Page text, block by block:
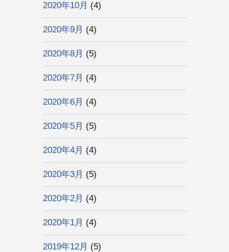
2020年10月 (4)
2020年9月 (4)
2020年8月 (5)
2020年7月 (4)
2020年6月 (4)
2020年5月 (5)
2020年4月 (4)
2020年3月 (5)
2020年2月 (4)
2020年1月 (4)
2019年12月 (5)